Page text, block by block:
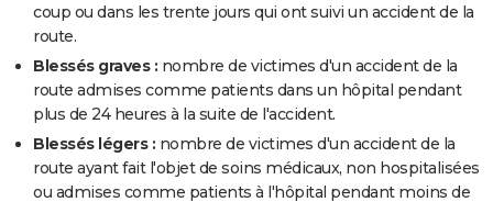
coup ou dans les trente jours qui ont suivi un accident de la
route.
Blessés graves : nombre de victimes d'un accident de la
route admises comme patients dans un hôpital pendant
plus de 24 heures à la suite de l'accident.
Blessés légers : nombre de victimes d'un accident de la
route ayant fait l'objet de soins médicaux, non hospitalisées
ou admises comme patients à l'hôpital pendant moins de